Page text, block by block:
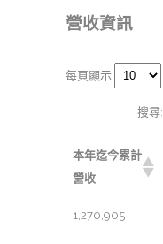
營收資訊
每頁顯示
搜尋:
本年迄今累計
營收
1,270,905